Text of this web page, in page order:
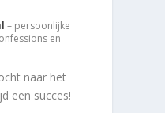
– persoonlijke
en
naar het
een succes!